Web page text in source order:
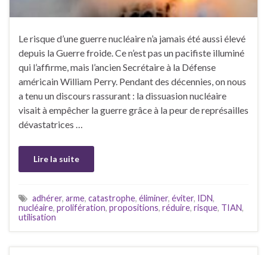
Le risque d’une guerre nucléaire n’a jamais été aussi élevé
depuis la Guerre froide. Ce n’est pas un pacifiste illuminé
qui l’affirme, mais l’ancien Secrétaire à la Défense
américain William Perry. Pendant des décennies, on nous
a tenu un discours rassurant : la dissuasion nucléaire
visait à empêcher la guerre grâce à la peur de représailles
dévastatrices …
Lire la suite
adhérer, arme, catastrophe, éliminer, éviter, IDN,
nucléaire, prolifération, propositions, réduire, risque, TIAN,
utilisation